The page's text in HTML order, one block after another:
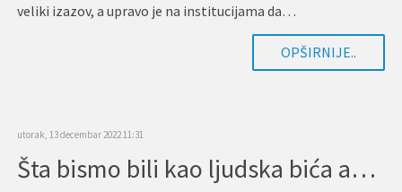
veliki izazov, a upravo je na institucijama da…
OPŠIRNIJE..
utorak, 13 decembar 2022 11:31
Šta bismo bili kao ljudska bića ako ne bismo disali za ljudska prava?